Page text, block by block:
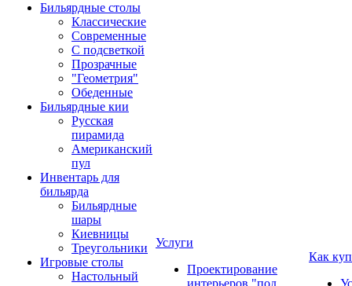
Бильярдные столы
Классические
Современные
С подсветкой
Прозрачные
"Геометрия"
Обеденные
Бильярдные кии
Русская
пирамида
Американский
пул
Инвентарь для
бильярда
Бильярдные
шары
Киевницы
Треугольники
Игровые столы
Настольный
Услуги
Проектирование
интерьеров "под
Как